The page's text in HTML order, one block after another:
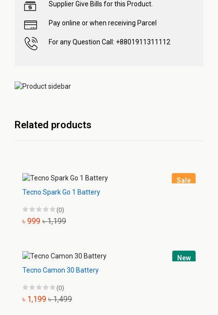
Supplier Give Bills for this Product.
Pay online or when receiving Parcel
For any Question Call: +8801911311112
Related products
Sale
Tecno Spark Go 1 Battery
(0)
৳ 999 ৳ 1,199
New
Tecno Camon 30 Battery
(0)
৳ 1,199 ৳ 1,499